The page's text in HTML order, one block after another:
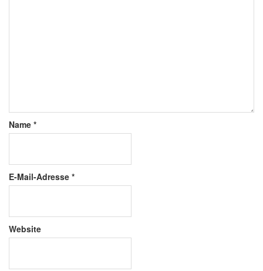
Name *
E-Mail-Adresse *
Website